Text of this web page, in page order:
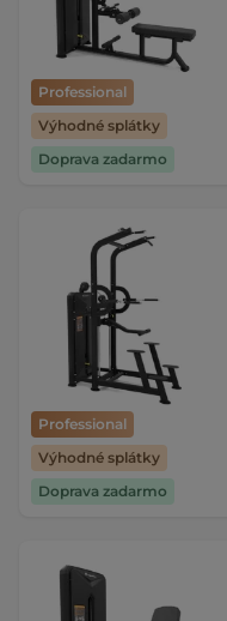
Professional
Výhodné splátky
Doprava zadarmo
Professional
Výhodné splátky
Doprava zadarmo